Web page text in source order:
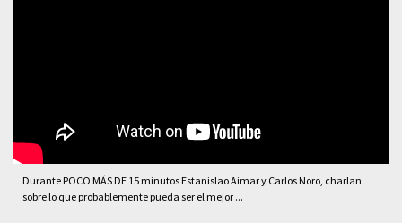
Durante POCO MÁS DE 15 minutos Estanislao Aimar y Carlos Noro, charlan
sobre lo que probablemente pueda ser el mejor ...